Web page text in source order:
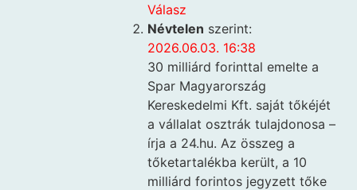
Válasz
Névtelen szerint:
2026.06.03. 16:38
30 milliárd forinttal emelte a
Spar Magyarország
Kereskedelmi Kft. saját tőkéjét
a vállalat osztrák tulajdonosa –
írja a 24.hu. Az összeg a
tőketartalékba került, a 10
milliárd forintos jegyzett tőke